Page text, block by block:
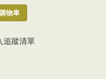
物車
追蹤清單